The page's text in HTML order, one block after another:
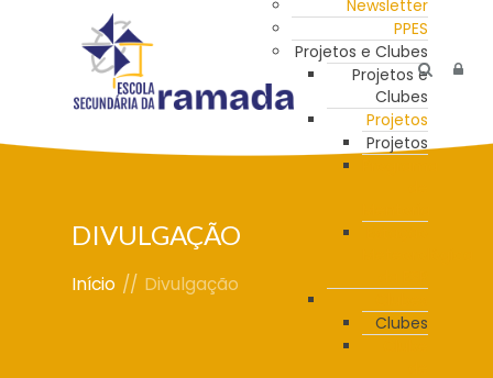
Newsletter
PPES
Projetos e Clubes
Projetos e
Clubes
Projetos
Projetos
Clubes
DIVULGAÇÃO
Início // Divulgação